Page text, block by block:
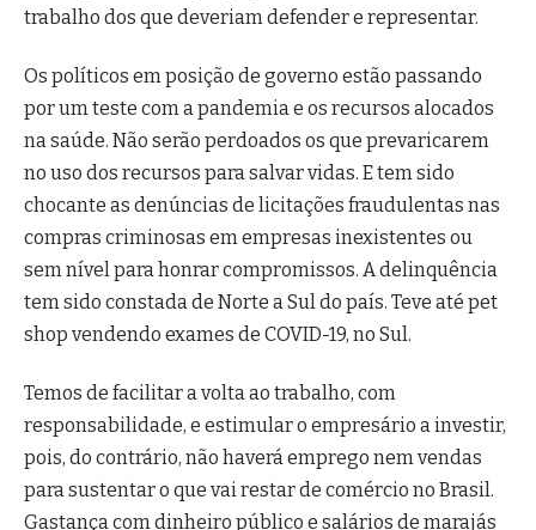
trabalho dos que deveriam defender e representar.
Os políticos em posição de governo estão passando
por um teste com a pandemia e os recursos alocados
na saúde. Não serão perdoados os que prevaricarem
no uso dos recursos para salvar vidas. E tem sido
chocante as denúncias de licitações fraudulentas nas
compras criminosas em empresas inexistentes ou
sem nível para honrar compromissos. A delinquência
tem sido constada de Norte a Sul do país. Teve até pet
shop vendendo exames de COVID-19, no Sul.
Temos de facilitar a volta ao trabalho, com
responsabilidade, e estimular o empresário a investir,
pois, do contrário, não haverá emprego nem vendas
para sustentar o que vai restar de comércio no Brasil.
Gastança com dinheiro público e salários de marajás